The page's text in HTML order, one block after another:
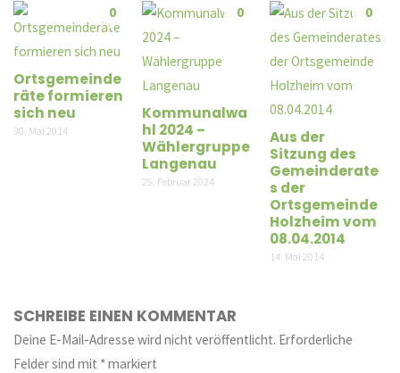
0
Ortsgemeinde
räte formieren
sich neu
30. Mai 2014
0
Kommunalwa
hl 2024 –
Wählergruppe
Langenau
25. Februar 2024
0
Aus der
Sitzung des
Gemeinderate
s der
Ortsgemeinde
Holzheim vom
08.04.2014
14. Mai 2014
SCHREIBE EINEN KOMMENTAR
Deine E-Mail-Adresse wird nicht veröffentlicht. Erforderliche
Felder sind mit *markiert